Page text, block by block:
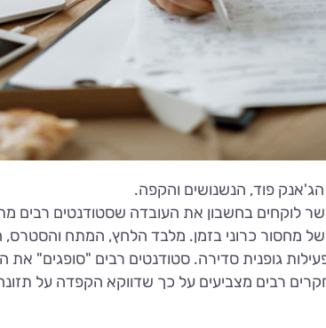
פוד, הנשנושים והקפה.
לוקחים בחשבון את העובדה שסטודנטים רבים
מחסור כרוני בזמן. מלבד הלחץ, המתח והסטרס,
גופנית סדירה. סטודנטים רבים "סופגים"
רבים מצביעים על כך שדווקא הקפדה על תזונה